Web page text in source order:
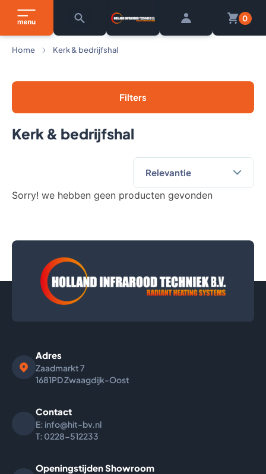
0
Home Kerk & bedrijfshal
Filters
Kerk & bedrijfshal
Sorry! we hebben geen producten gevonden
Adres
Zaadmarkt7
1681PD Zwaagdijk-Oost
Contact
E: info@hit-bv.nl
T: 0228-512233
Openingstijden Showroom